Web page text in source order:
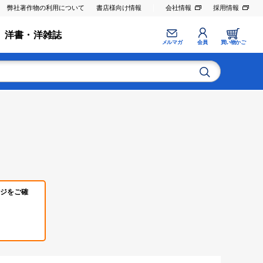
弊社著作物の利用について 書店様向け情報 会社情報 採用情報
洋書・洋雑誌
メルマガ 会員 買い物かご
をご確